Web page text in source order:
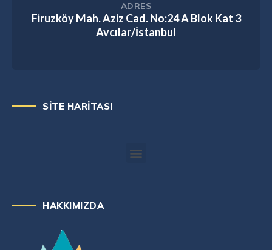
HAKKIMIZDA
SİTE HARİTASI
ADRES
Firuzköy Mah. Aziz Cad. No:24 A Blok Kat 3
Avcılar/İstanbul